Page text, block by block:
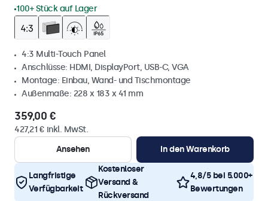
100+ Stück auf Lager
4:3 Multi-Touch Panel
Anschlüsse: HDMI, DisplayPort, USB-C, VGA
Montage: Einbau, Wand- und Tischmontage
Außenmaße: 228 x 183 x 41 mm
359,00 €
427,21 € inkl. MwSt.
Ansehen
In den Warenkorb
Langfristige
Verfügbarkeit
Kostenloser
Versand &
Rückversand
4,8/5 bei 5.000+
Bewertungen